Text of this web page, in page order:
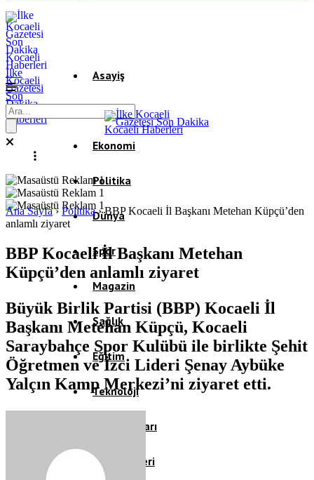
İlke
Kocaeli
Gazetesi
Son
Dakika
Kocaeli
Haberleri
Asayiş
Gündem
Ekonomi
Politika
Dünya
Spor
Magazin
Sağlık
Eğitim
Teknoloji
Köşe Yazıları
Video Galeri
Ana Sayfa› Politika›BBP Kocaeli İl Başkanı Metehan Küpçü’den
anlamlı ziyaret
BBP Kocaeli İl Başkanı Metehan
Küpçü’den anlamlı ziyaret
Büyük Birlik Partisi (BBP) Kocaeli İl
Başkanı Metehan Küpçü, Kocaeli
Saraybahçe Spor Kulübü ile birlikte Şehit
Öğretmen ve İzci Lideri Şenay Aybüke
Yalçın Kamp Merkezi’ni ziyaret etti.